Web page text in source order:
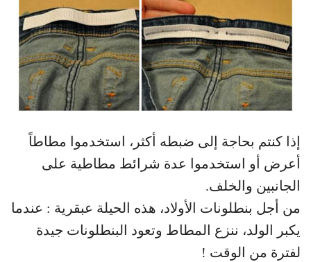
إذا كنتم بحاجة إلى ضبطه أكثر، استخدموا مطاطاً
أعرض أو استخدموا عدة شرائط مطاطية على
الجانبين والخلف.
من أجل بنطلونات الأولاد، هذه الحيلة عبقرية : عندما
يكبر الولد، ننزع المطاط وتعود البنطلونات جيدة
لفترة من الوقت !